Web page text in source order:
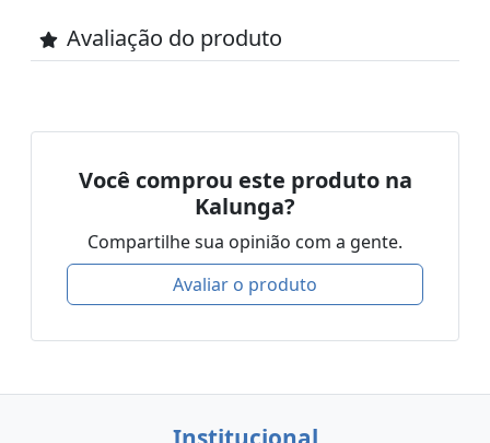
Avaliação do produto
Você comprou este produto na
Kalunga?
Compartilhe sua opinião com a gente.
Avaliar o produto